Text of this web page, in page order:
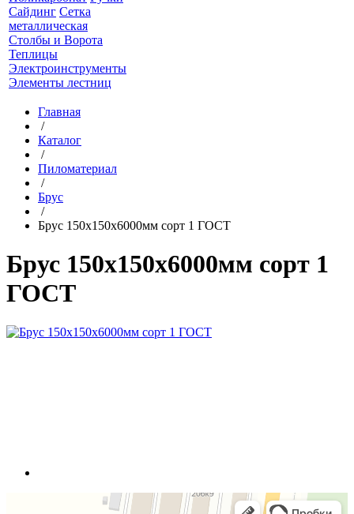
Сайдинг Сетка
металлическая
Столбы и Ворота
Теплицы
Электроинструменты
Элементы лестниц
Главная
/
Каталог
/
Пиломатериал
/
Брус
/
Брус 150х150х6000мм сорт 1 ГОСТ
Брус 150х150х6000мм сорт 1
ГОСТ